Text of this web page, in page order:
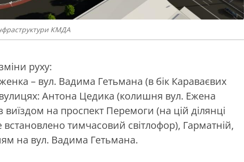
КМДА
руху:
– вул. Вадима Гетьмана (в бік Караваєвих
Антона Цедика (колишня вул. Ежена
на проспект Перемоги (на цій ділянці
тимчасовий світлофор), Гарматній,
на вул. Вадима Гетьмана.